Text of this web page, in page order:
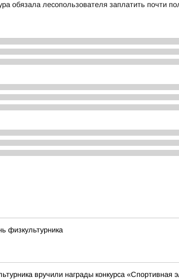
обязала лесопользователя заплатить почти
физкультурника
вручили награды конкурса